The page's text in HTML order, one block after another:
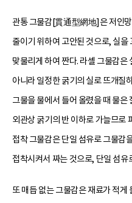
관통 그물감[貫通型網地]은 저인
줄이기 위하여 고안된 것으로, 실
맞물리게 하여 짠다. 라셸 그물감은
아니라 일정한 굵기의 실로 뜨개질
그물을 물에서 들어 올렸을 때 물
외관상 굵기의 반 이하로 가늘므로
접착 그물감은 단일 섬유로 그물감
접착시켜서 짜는 것으로, 단일 섬
또 매듭 없는 그물감은 재료가 적게